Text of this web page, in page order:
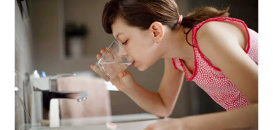
WAHANA
LISTRIK
WAHANA
TV